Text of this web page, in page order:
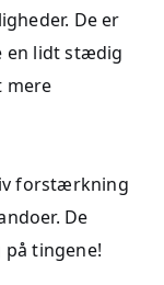
De er
en lidt stædig
mere
forstærkning
De
tingene!